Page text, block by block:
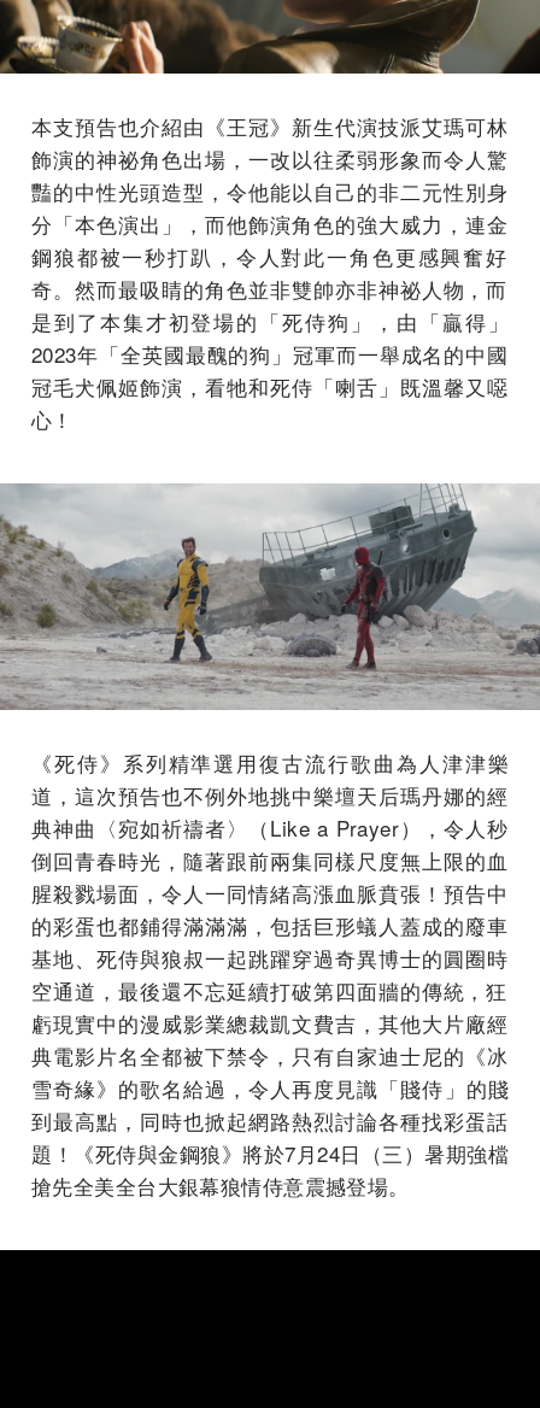
本支預告也介紹由《王冠》 新生代演技派艾瑪可林
飾演的神祕角色出場， 一改以往柔弱形象而令人驚
豔的中性光頭造型， 令他能以自己的非二元性別身
分「本色演出」， 而他飾演角色的強大威力，連金
鋼狼都被一秒打趴， 令人對此一角色更感興奮好
奇。 然而最吸睛的角色並非雙帥亦非神祕人物，而
是到了本集才初登場的「死侍狗」，由「贏得」
2023年「全英國最醜的狗」冠軍而一舉成名的中國
冠毛犬佩姬飾演， 看牠和死侍「喇舌」既溫馨又噁
心！
《死侍》系列精準選用復古流行歌曲為人津津樂
道， 這次預告也不例外地挑中樂壇天后瑪丹娜的經
典神曲〈宛如祈禱者〉
（Like a Prayer），令人秒
倒回青春時光， 隨著跟前兩集同樣尺度無上限的血
腥殺戮場面， 令人一同情緒高漲血脈賁張！預告中
的彩蛋也都鋪得滿滿滿， 包括巨形蟻人蓋成的廢車
基地、 死侍與狼叔一起跳躍穿過奇異博士的圓圈時
空通道， 最後還不忘延續打破第四面牆的傳統，狂
虧現實中的漫威影業總裁凱文費吉， 其他大片廠經
典電影片名全都被下禁令，只有自家迪士尼的《冰
雪奇緣》的歌名給過，令人再度見識「賤侍」的賤
到最高點， 同時也掀起網路熱烈討論各種找彩蛋話
題！
《死侍與金鋼狼》將於7月24日（三）暑期強檔
搶先全美全台大銀幕狼情侍意震撼登場。